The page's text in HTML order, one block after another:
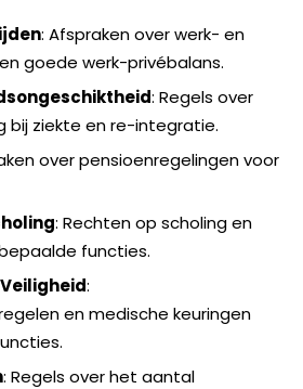
: Afspraken over werk- en
goede werk-privébalans.
: Regels over
bij ziekte en re-integratie.
over pensioenregelingen voor
: Rechten op scholing en
functies.
:
en medische keuringen
: Regels over het aantal